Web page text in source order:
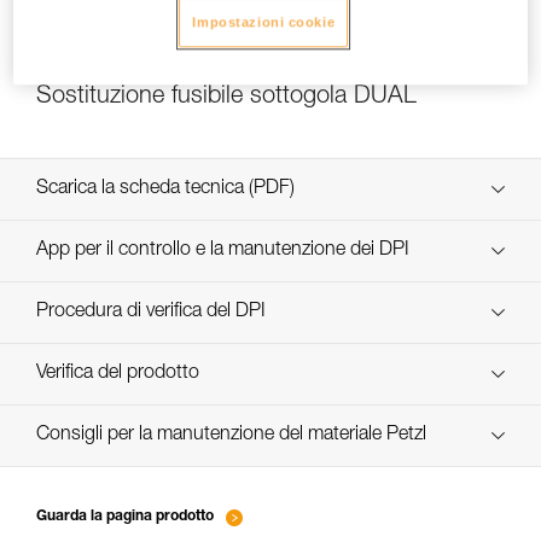
Sostituzione fusibile sottogola DUAL
Scarica la scheda tecnica (PDF)
Technical Notice
App per il controllo e la manutenzione dei DPI
scopri ePPEcentre
Procedura di verifica del DPI
verif-EPI-casques-PRO-procedure-IT
Verifica del prodotto
verif-EPI-casque-PRO-suivi-IT
Consigli per la manutenzione del materiale Petzl
Guarda la pagina prodotto
Impostazioni cookie